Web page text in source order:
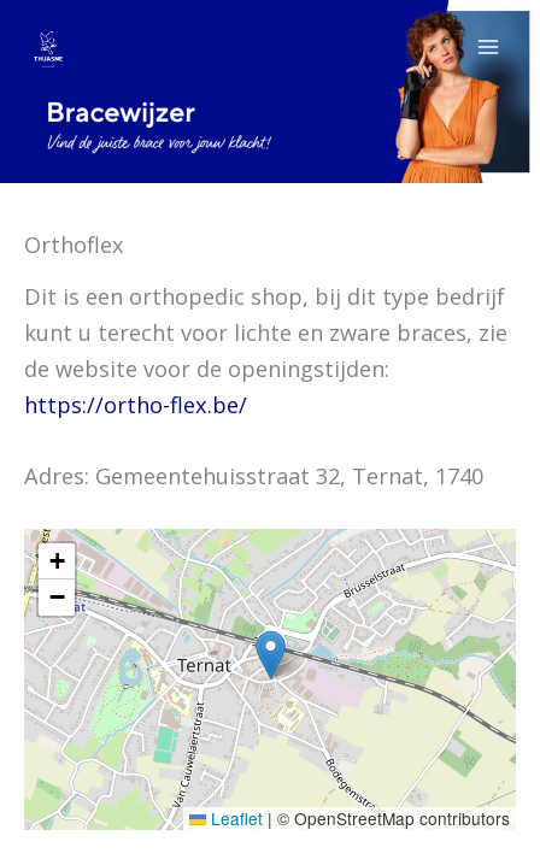
naar
inhoud
Orthoflex
Dit is een orthopedic shop, bij dit type bedrijf
kunt u terecht voor lichte en zware braces, zie
de website voor de openingstijden:
https://ortho-flex.be/
Adres: Gemeentehuisstraat 32, Ternat, 1740
+
−
Leaflet | © OpenStreetMap contributors